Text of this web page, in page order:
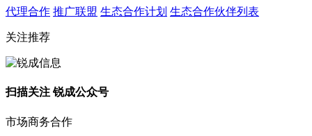
代理合作 推广联盟 生态合作计划 生态合作伙伴列表
关注推荐
扫描关注 锐成公众号
市场商务合作